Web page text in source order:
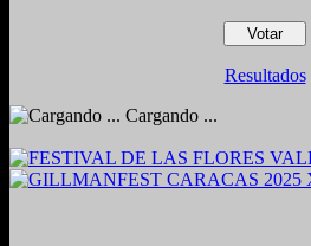
Resultados
Cargando ...